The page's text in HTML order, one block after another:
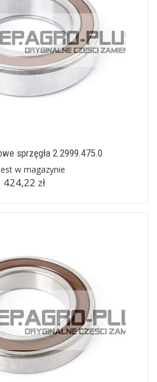
sprzęgła 2.2999.475.0
w magazynie
424,22 zł